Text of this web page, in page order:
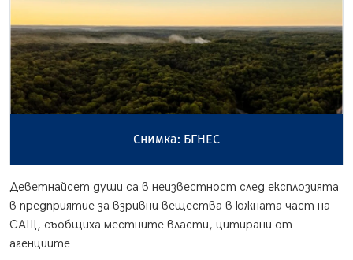
Снимка: БГНЕС
Деветнайсет души са в неизвестност след експлозията
в предприятие за взривни вещества в южната част на
САЩ, съобщиха местните власти, цитирани от
агенциите.